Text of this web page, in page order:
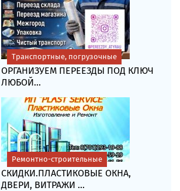
ОРГАНИЗУЕМ ПЕРЕЕЗДЫ ПОД КЛЮЧ
ЛЮБОЙ...
Транспортные, погрузочные
СКИДКИ.ПЛАСТИКОВЫЕ ОКНА,
ДВЕРИ, ВИТРАЖИ ...
Ремонтно-строительные